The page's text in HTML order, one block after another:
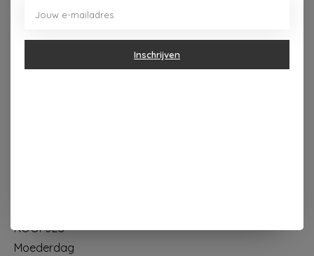
zaterdag 10u - 17u ---zondag maandag gesloten
Categorieën
KOOPJES
Moederdag
Inschrijven